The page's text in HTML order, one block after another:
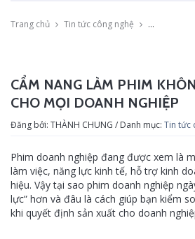
Trang chủ Tin tức công nghệ Cẩm nang
CẨM NANG LÀM PHIM
CHO MỌI DOANH NGHIỆP
Đăng bởi: THÀNH CHUNG / Danh mục: Tin tức
Phim doanh nghiệp đang được xem là
làm việc, năng lực kinh tế, hỗ trợ kinh
hiệu. Vậy tại sao phim doanh nghiệp
lực” hơn và đâu là cách giúp bạn kiểm
khi quyết định sản xuất cho doanh